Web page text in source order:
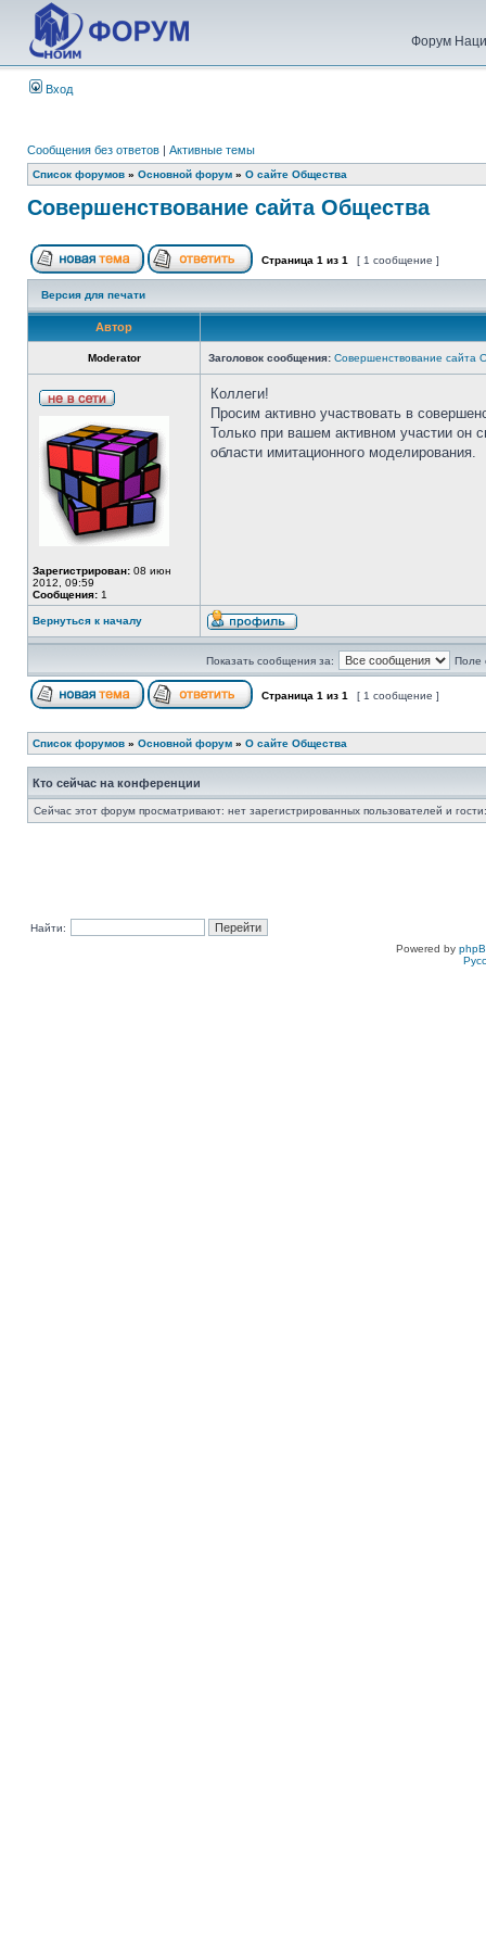
Форум
Вход
Сообщения без ответов | Активные темы
Список форумов » Основной форум » О сайте Общества
Совершенствование сайта Общества
Страница 1 из 1 [ 1 сообщение ]
Версия для печати
Автор
Moderator Заголовок сообщения: Совершенствование сайта
Зарегистрирован: 08 июн
2012, 09:59
Сообщения: 1
Коллеги!
Просим активно участвовать в
Только при вашем активном участии он
области имитационного моделирования.
Вернуться к началу
Показать сообщения за: Поле
Страница 1 из 1 [ 1 сообщение ]
Список форумов » Основной форум » О сайте Общества
Кто сейчас на конференции
Сейчас этот форум просматривают: нет зарегистрированных пользователей и
Найти:
Powered by